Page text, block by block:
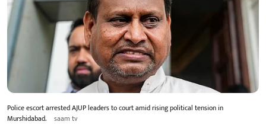
Police escort arrested AJUP leaders to court amid rising political tension in
Murshidabad.
saam tv